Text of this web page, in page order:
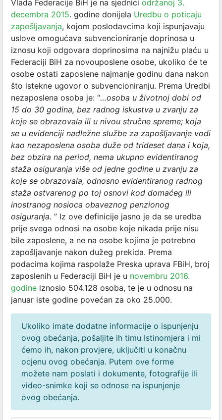
Vlada Federacije BiH je na sjednici održanoj 3.
decembra 2015. godine donijela Uredbu o poticaju
zapošljavanja, kojom poslodavcima koji ispunjavaju
uslove omogućava subvencioniranje doprinosa u
iznosu koji odgovara doprinosima na najnižu plaću u
Federaciji BiH za novouposlene osobe, ukoliko će te
osobe ostati zaposlene najmanje godinu dana nakon
što istekne ugovor o subvencioniranju. Prema Uredbi
nezaposlena osoba je: “…osoba u životnoj dobi od
15 do 30 godina, bez radnog iskustva u zvanju za
koje se obrazovala ili u nivou stručne spreme; koja
se u evidenciji nadležne službe za zapošljavanje vodi
kao nezaposlena osoba duže od trideset dana i koja,
bez obzira na period, nema ukupno evidentiranog
staža osiguranja više od jedne godine u zvanju za
koje se obrazovala, odnosno evidentiranog radnog
staža ostvarenog po toj osnovi kod domaćeg ili
inostranog nosioca obaveznog penzionog
osiguranja. ” Iz ove definicije jasno je da se uredba
prije svega odnosi na osobe koje nikada prije nisu
bile zaposlene, a ne na osobe kojima je potrebno
zapošljavanje nakon dužeg prekida. Prema
podacima kojima raspolaže Preska uprava FBiH, broj
zaposlenih u Federaciji BiH je u novembru 2016.
godine iznosio 504.128 osoba, te je u odnosu na
januar iste godine povećan za oko 25.000.
Ukoliko imate dodatne informacije o ispunjenju
ovog obećanja, pošaljite ih timu Istinomjera i mi
ćemo ih, nakon provjere, uključiti u konačnu
ocjenu ovog obećanja. Putem ove forme
možete nam poslati i dokumente, fotografije ili
video-snimke koji se odnose na ispunjenje
ovog obećanja.